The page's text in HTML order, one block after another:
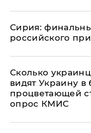
​Сирия:
российского
Сколько
видят Украину в
процветающей
опрос КМИС